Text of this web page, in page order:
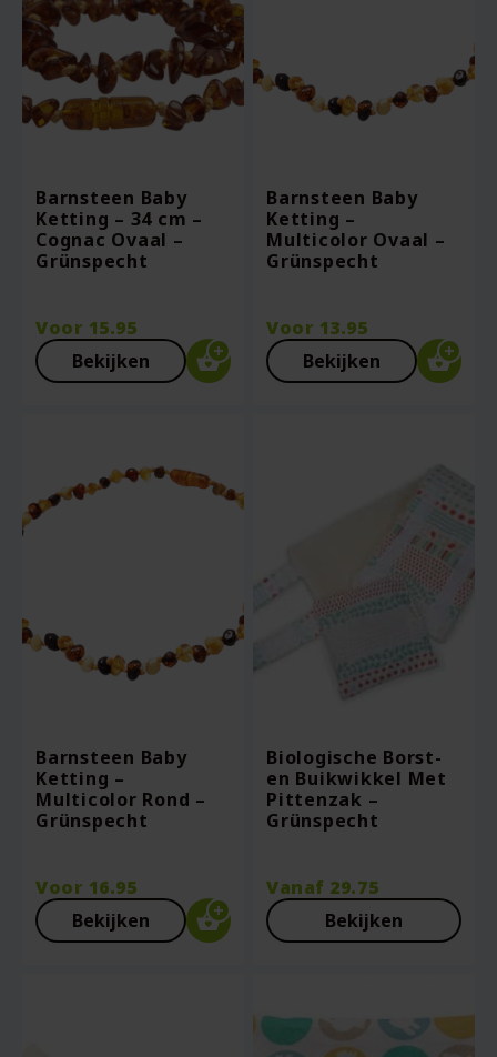
Barnsteen Baby
Ketting – 34 cm –
Cognac Ovaal –
Grünspecht
Voor 15.95
Bekijken
Barnsteen Baby
Ketting –
Multicolor Ovaal –
Grünspecht
Voor 13.95
Bekijken
Barnsteen Baby
Ketting –
Multicolor Rond –
Grünspecht
Voor 16.95
Bekijken
Biologische Borst-
en Buikwikkel Met
Pittenzak –
Grünspecht
Vanaf 29.75
Bekijken